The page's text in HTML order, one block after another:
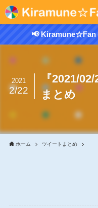
📢 Kiramune☆Fan
『2021/
まとめ
2021
2/22
ホーム ツイートまとめ